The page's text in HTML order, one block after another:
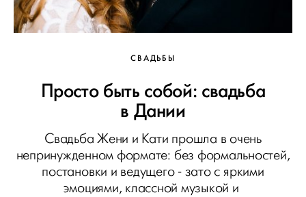
СВАДЬБЫ
Просто быть собой: свадьба
в Дании
Свадьба Жени и Кати прошла в очень
непринужденном формате: без формальностей,
постановки и ведущего - зато с яркими
эмоциями, классной музыкой и